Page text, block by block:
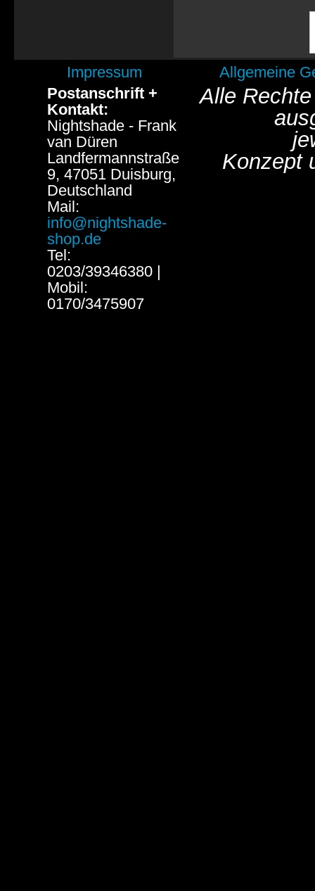
Impressum
Allgemeine
Postanschrift +
Kontakt:
Nightshade - Frank
van Düren
Landfermannstraße
9, 47051 Duisburg,
Deutschland
Mail:
info@nightshade-
shop.de
Tel:
0203/39346380 |
Mobil:
0170/3475907
Alle
Konzept